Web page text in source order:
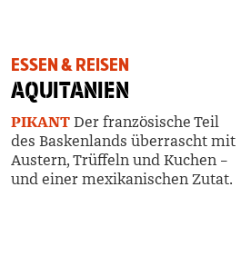
ESSEN & REISEN
AQUITANIEN
PIKANTDer französische Teil
des Baskenlands überrascht mit
Austern, Trüffeln und Kuchen –
und einer mexikanischen Zutat.